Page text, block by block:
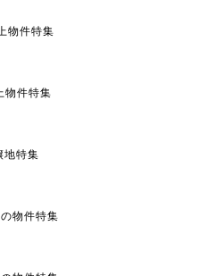
物件特集
物件特集
地特集
物件特集